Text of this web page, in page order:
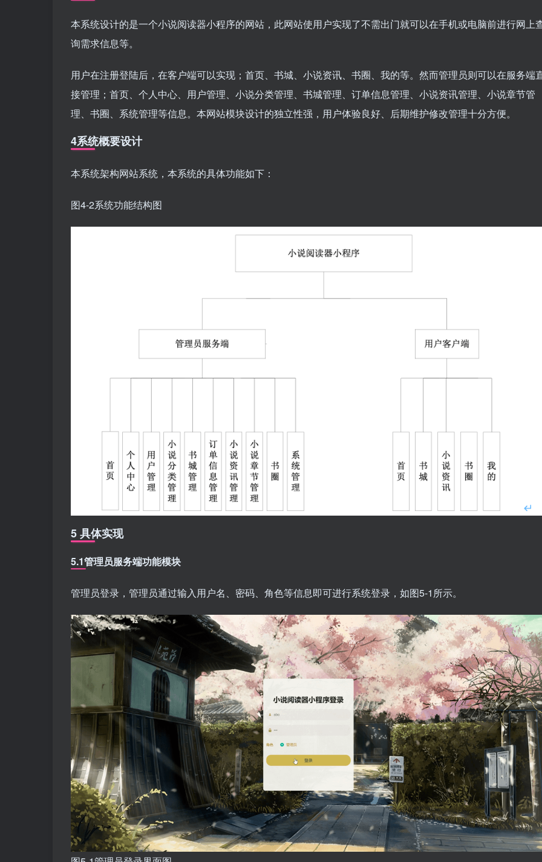
本系统设计的是一个小说阅读器小程序的网站，此网站使用户实现了不需出门就可以在手机或电脑前进行网上
询需求信息等。
用户在注册登陆后，在客户端可以实现；首页、书城、小说资讯、书圈、我的等。然而管理员则可以在服务端
接管理；首页、个人中心、用户管理、小说分类管理、书城管理、订单信息管理、小说资讯管理、小说章节管
理、书圈、系统管理等信息。本网站模块设计的独立性强，用户体验良好、后期维护修改管理十分方便。
4系统概要设计
本系统架构网站系统，本系统的具体功能如下：
图4-2系统功能结构图
5 具体实现
5.1管理员服务端功能模块
管理员登录，管理员通过输入用户名、密码、角色等信息即可进行系统登录，如图5-1所示。